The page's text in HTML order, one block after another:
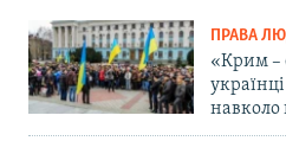
ПРАВА
«Крим –
навколо